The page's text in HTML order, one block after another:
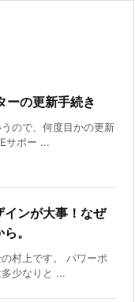
ーの更新手続き
ので、何度目かの更新
サポー ...
ンが大事！なぜ
。
村上です。 パワーポ
少なりと ...